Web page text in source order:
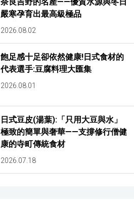
奈良吉野的名產——優質水源與冬日
嚴寒孕育出最高級極品
2026.08.02
飽足感十足卻依然健康!日式食材的
代表選手:豆腐料理大匯集
2026.08.01
日式豆皮(湯葉):「只用大豆與水」
極致的簡單與奢華——支撐修行僧健
康的寺町傳統食材
2026.07.18